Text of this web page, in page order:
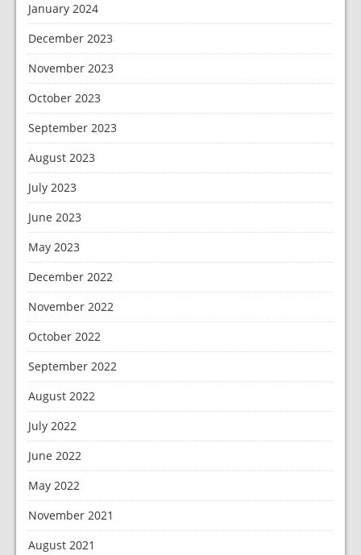
January 2024
December 2023
November 2023
October 2023
September 2023
August 2023
July 2023
June 2023
May 2023
December 2022
November 2022
October 2022
September 2022
August 2022
July 2022
June 2022
May 2022
November 2021
August 2021